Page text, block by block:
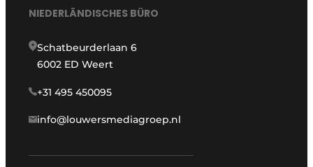
NIEDERLÄNDISCHES BÜRO
Schatbeurderlaan 6
6002 ED Weert
+31 495 450095
info@louwersmediagroep.nl